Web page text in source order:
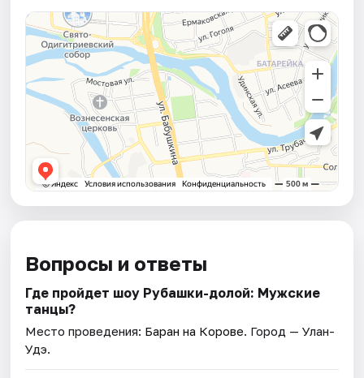
Вопросы и ответы
Где пройдет шоу Рубашки-долой: Мужские
танцы?
Место проведения: Баран на Корове. Город — Улан-
Удэ.